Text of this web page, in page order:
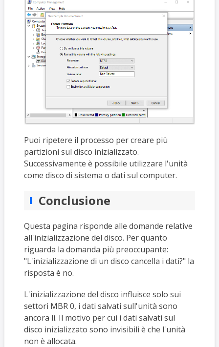
Puoi ripetere il processo per creare più
partizioni sul disco inizializzato.
Successivamente è possibile utilizzare l'unità
come disco di sistema o dati sul computer.
Conclusione
Questa pagina risponde alle domande relative
all'inizializzazione del disco. Per quanto
riguarda la domanda più preoccupante:
"L'inizializzazione di un disco cancella i dati?" la
risposta è no.
L'inizializzazione del disco influisce solo sui
settori MBR 0, i dati salvati sull'unità sono
ancora lì. Il motivo per cui i dati salvati sul
disco inizializzato sono invisibili è che l'unità
non è allocata.